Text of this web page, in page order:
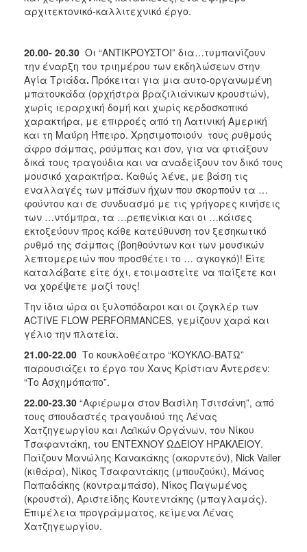
αρχιτεκτονικό-καλλιτεχνικό έργο.
20.00- 20.30 Οι “ANTIΚΡΟΥΣΤΟΙ” δια…τυμπανίζουν
την έναρξη του τριημέρου των εκδηλώσεων στην
Αγία Τριάδα. Πρόκειται για μια αυτο-οργανωμένη
μπατουκάδα (ορχήστρα βραζιλιάνικων κρουστών),
χωρίς ιεραρχική δομή και χωρίς κερδοσκοπικό
χαρακτήρα, με επιρροές από τη Λατινική Αμερική
και τη Μαύρη Ήπειρο. Χρησιμοποιούν τους ρυθμούς
άφρο σάμπας, ρούμπας και σον, για να φτιάξουν
δικά τους τραγούδια και να αναδείξουν τον δικό τους
μουσικό χαρακτήρα. Καθώς λένε, με βάση τις
εναλλαγές των μπάσων ήχων που σκορπούν τα …
φούντου και σε συνδυασμό με τις γρήγορες κινήσεις
των …ντόμπρα, τα …ρεπενίκια και οι …κάισες
εκτοξεύουν προς κάθε κατεύθυνση τον ξεσηκωτικό
ρυθμό της σάμπας (βοηθούντων και των μουσικών
λεπτομερειών που προσθέτει το … αγκογκό)! Είτε
καταλάβατε είτε όχι, ετοιμαστείτε να παίξετε και
να χορέψετε μαζί τους!
Την ίδια ώρα οι ξυλoπόδαροι και οι ζογκλέρ τωv
ΑCTIVE FLOW PERFORMANCES, γεμίζουν χαρά και
γέλιο την πλατεία.
21.00-22.00 Το κουκλοθέατρο “ΚΟΥΚΛΟ-ΒΑΤΩ”
παρουσιάζει το έργο του Χανς Κρίστιαν Άντερσεν:
“Το Ασχημόπαπο”.
22.00-23.30 “Αφιέρωμα στον Βασίλη Τσιτσάνη”, από
τους σπουδαστές τραγουδιού της Λένας
Χατζηγεωργίου και Λαϊκών Οργάνων, του Νίκου
Τσαφαντάκη, του ΕΝΤΕΧΝΟΥ ΩΔΕΙΟΥ ΗΡΑΚΛΕΙΟΥ.
Παίζουν Μανώλης Κανακάκης (ακορντεόν), Νick Vailer
(κιθάρα), Νίκος Τσαφαντάκης (μπουζούκι), Μάνος
Παπαδάκης (κοντραμπάσο), Νίκος Παγωμένος
(κρουστά), Αριστείδης Κουτεντάκης (μπαγλαμάς).
Επιμέλεια προγράμματος, κείμενα Λένας
Χατζηγεωργίου.